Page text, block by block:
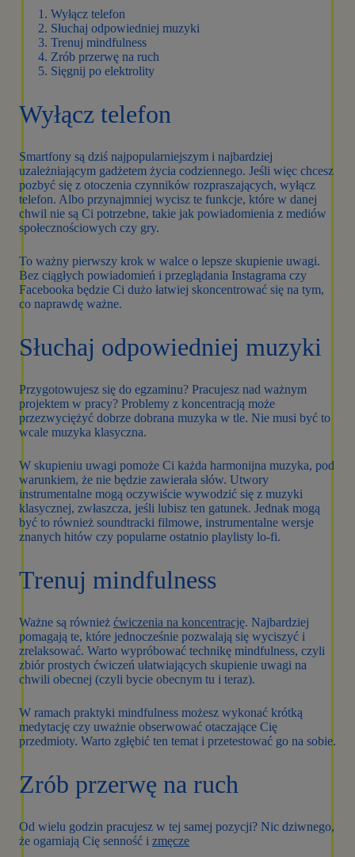
Wyłącz telefon
Słuchaj odpowiedniej muzyki
Trenuj mindfulness
Zrób przerwę na ruch
Sięgnij po elektrolity
Wyłącz telefon
Smartfony są dziś najpopularniejszym i najbardziej
uzależniającym gadżetem życia codziennego. Jeśli więc chcesz
pozbyć się z otoczenia czynników rozpraszających, wyłącz
telefon. Albo przynajmniej wycisz te funkcje, które w danej
chwil nie są Ci potrzebne, takie jak powiadomienia z mediów
społecznościowych czy gry.
To ważny pierwszy krok w walce o lepsze skupienie uwagi.
Bez ciągłych powiadomień i przeglądania Instagrama czy
Facebooka będzie Ci dużo łatwiej skoncentrować się na tym,
co naprawdę ważne.
Słuchaj odpowiedniej muzyki
Przygotowujesz się do egzaminu? Pracujesz nad ważnym
projektem w pracy? Problemy z koncentracją może
przezwyciężyć dobrze dobrana muzyka w tle. Nie musi być to
wcale muzyka klasyczna.
W skupieniu uwagi pomoże Ci każda harmonijna muzyka, pod
warunkiem, że nie będzie zawierała słów. Utwory
instrumentalne mogą oczywiście wywodzić się z muzyki
klasycznej, zwłaszcza, jeśli lubisz ten gatunek. Jednak mogą
być to również soundtracki filmowe, instrumentalne wersje
znanych hitów czy popularne ostatnio playlisty lo-fi.
Trenuj mindfulness
Ważne są również ćwiczenia na koncentrację. Najbardziej
pomagają te, które jednocześnie pozwalają się wyciszyć i
zrelaksować. Warto wypróbować technikę mindfulness, czyli
zbiór prostych ćwiczeń ułatwiających skupienie uwagi na
chwili obecnej (czyli bycie obecnym tu i teraz).
W ramach praktyki mindfulness możesz wykonać krótką
medytację czy uważnie obserwować otaczające Cię
przedmioty. Warto zgłębić ten temat i przetestować go na sobie.
Zrób przerwę na ruch
Od wielu godzin pracujesz w tej samej pozycji? Nic dziwnego,
że ogarniają Cię senność i zmęcze